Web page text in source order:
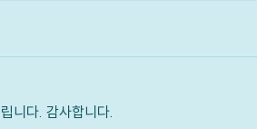
니다. 감사합니다.